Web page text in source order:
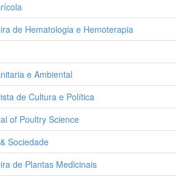
de Hematologia e Hemoterapia
e Ambiental
de Cultura e Política
of Poultry Science
Sociedade
de Plantas Medicinais